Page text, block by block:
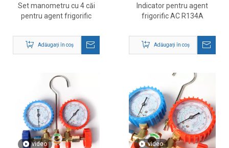
Set manometru cu 4 căi
pentru agent frigorific
Adăugați în coș
Indicator pentru agent
frigorific AC R134A
Adăugați în coș
video video